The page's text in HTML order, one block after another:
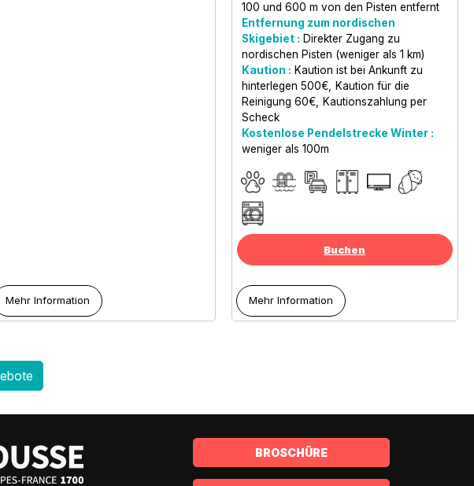
Mehr Information
100 und 600 m von den Pisten entfernt
Entfernung zum nordischen
Skigebiet : Direkter Zugang zu
nordischen Pisten (weniger als 1 km)
Kaution : Kaution ist bei Ankunft zu
hinterlegen 500€
Kaution für die
Reinigung 60€
Kautionszahlung per
Scheck
Kostenlose Pendelstrecke Winter :
weniger als 100m
Buchen
Mehr Information
BROSCHÜRE